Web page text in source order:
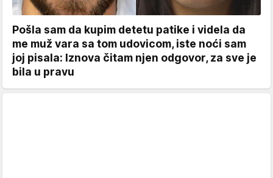
Pošla sam da kupim detetu patike i videla da
me muž vara sa tom udovicom, iste noći sam
joj pisala: Iznova čitam njen odgovor, za sve je
bila u pravu